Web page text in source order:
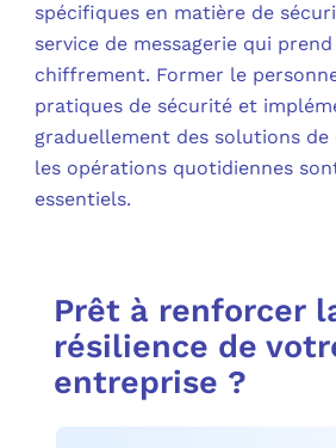
spécifiques en matière de
service de messagerie qui
chiffrement. Former le
pratiques de sécurité et
graduellement des solutions
les opérations quotidiennes
essentiels.
Prêt à renforcer
résilience de
entreprise ?